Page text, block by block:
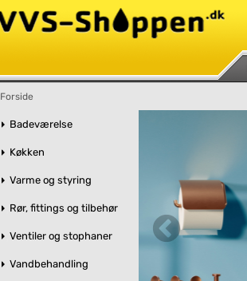
Forside
Badeværelse
Køkken
Varme og styring
Rør, fittings og tilbehør
Ventiler og stophaner
Vandbehandling